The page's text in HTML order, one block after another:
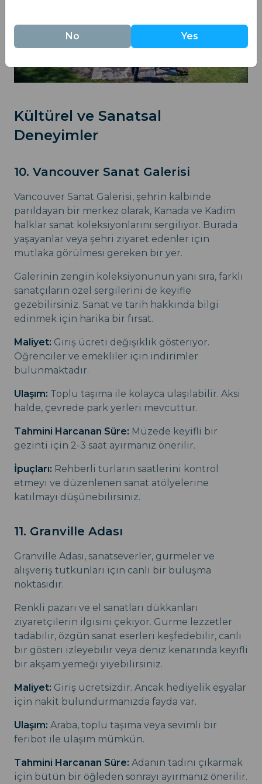
Kültürel ve Sanatsal
Deneyimler
10. Vancouver Sanat Galerisi
Vancouver Sanat Galerisi, şehrin kalbinde
parıldayan bir merkez olarak, Kanada ve Kadim
halklar sanat koleksiyonlarını sergiliyor. Burada
yaşayanlar veya şehri ziyaret edenler için
mutlaka görülmesi gereken bir yer.
Galerinin zengin koleksiyonunun yanı sıra, farklı
sanatçıların özel sergilerini de keyifle
gezebilirsiniz. Sanat ve tarih hakkında bilgi
edinmek için harika bir fırsat.
Maliyet: Giriş ücreti değişiklik gösteriyor.
Öğrenciler ve emekliler için indirimler
bulunmaktadır.
Ulaşım: Toplu taşıma ile kolayca ulaşılabilir. Aksi
halde, çevrede park yerleri mevcuttur.
Tahmini Harcanan Süre: Müzede keyifli bir
gezinti için 2-3 saat ayırmanız önerilir.
İpuçları: Rehberli turların saatlerini kontrol
etmeyi ve düzenlenen sanat atölyelerine
katılmayı düşünebilirsiniz.
11. Granville Adası
Granville Adası, sanatseverler, gurmeler ve
alışveriş tutkunları için canlı bir buluşma
noktasıdır.
Renkli pazarı ve el sanatları dükkanları
ziyaretçilerin ilgisini çekiyor. Gurme lezzetler
tadabilir, özgün sanat eserleri keşfedebilir, canlı
bir gösteri izleyebilir veya deniz kenarında keyifli
bir akşam yemeği yiyebilirsiniz.
Maliyet: Giriş ücretsizdir. Ancak hediyelik eşyalar
için nakit bulundurmanızda fayda var.
Ulaşım: Araba, toplu taşıma veya sevimli bir
feribot ile ulaşım mümkün.
Tahmini Harcanan Süre: Adanın tadını çıkarmak
için bütün bir öğleden sonrayı ayırmanız önerilir.
No Yes